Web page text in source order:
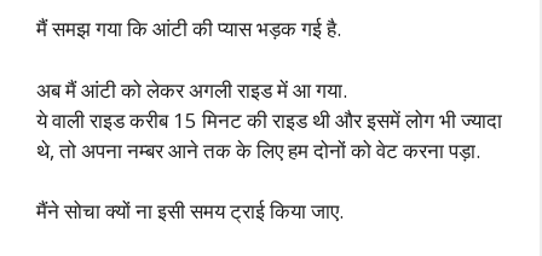
मैं समझ गया कि आंटी की प्यास भड़क गई है.
अब मैं आंटी को लेकर अगली राइड में आ गया.
ये वाली राइड करीब 15 मिनट की राइड थी और इसमें लोग भी ज्यादा
थे, तो अपना नम्बर आने तक के लिए हम दोनों को वेट करना पड़ा.
मैंने सोचा क्यों ना इसी समय ट्राई किया जाए.